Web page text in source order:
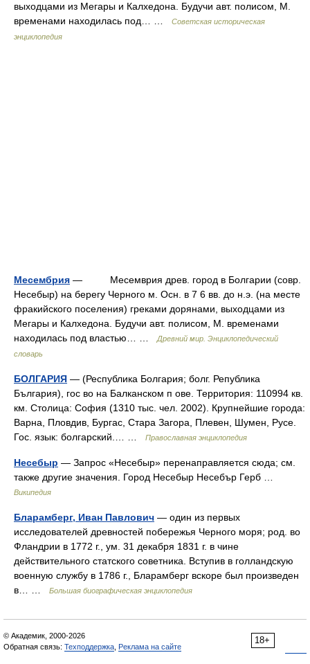
выходцами из Мегары и Калхедона. Будучи авт. полисом, М.
временами находилась под… …
Советская историческая
энциклопедия
Месембрия — Месемврия древ. город в Болгарии (совр.
Несебыр) на берегу Черного м. Осн. в 7 6 вв. до н.э. (на месте
фракийского поселения) греками дорянами, выходцами из
Мегары и Калхедона. Будучи авт. полисом, М. временами
находилась под властью… …
Древний мир. Энциклопедический
словарь
БОЛГАРИЯ — (Республика Болгария; болг. Република
България), гос во на Балканском п ове. Территория: 110994 кв.
км. Столица: София (1310 тыс. чел. 2002). Крупнейшие города:
Варна, Пловдив, Бургас, Стара Загора, Плевен, Шумен, Русе.
Гос. язык: болгарский.… …
Православная энциклопедия
Несебыр — Запрос «Несебыр» перенаправляется сюда; см.
также другие значения. Город Несебыр Несебър Герб …
Википедия
Бларамберг, Иван Павлович — один из первых
исследователей древностей побережья Черного моря; род. во
Фландрии в 1772 г., ум. 31 декабря 1831 г. в чине
действительного статского советника. Вступив в голландскую
военную службу в 1786 г., Бларамберг вскоре был произведен
в… …
Большая биографическая энциклопедия
18+
© Академик, 2000-2026
Обратная связь: Техподдержка Реклама на сайте